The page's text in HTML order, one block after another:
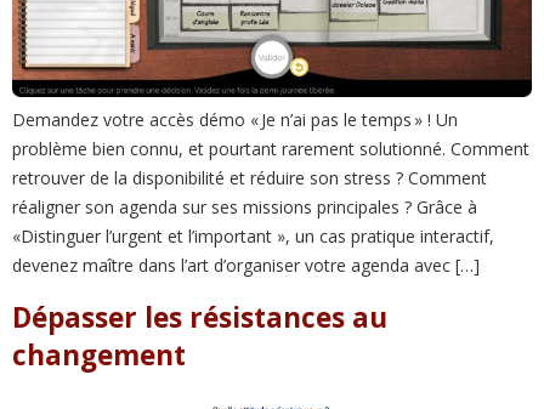
Demandez votre accès démo « Je n’ai pas le temps » ! Un
problème bien connu, et pourtant rarement solutionné. Comment
retrouver de la disponibilité et réduire son stress ? Comment
réaligner son agenda sur ses missions principales ? Grâce à
«Distinguer l’urgent et l’important », un cas pratique interactif,
devenez maître dans l’art d’organiser votre agenda avec […]
Dépasser les résistances au
changement